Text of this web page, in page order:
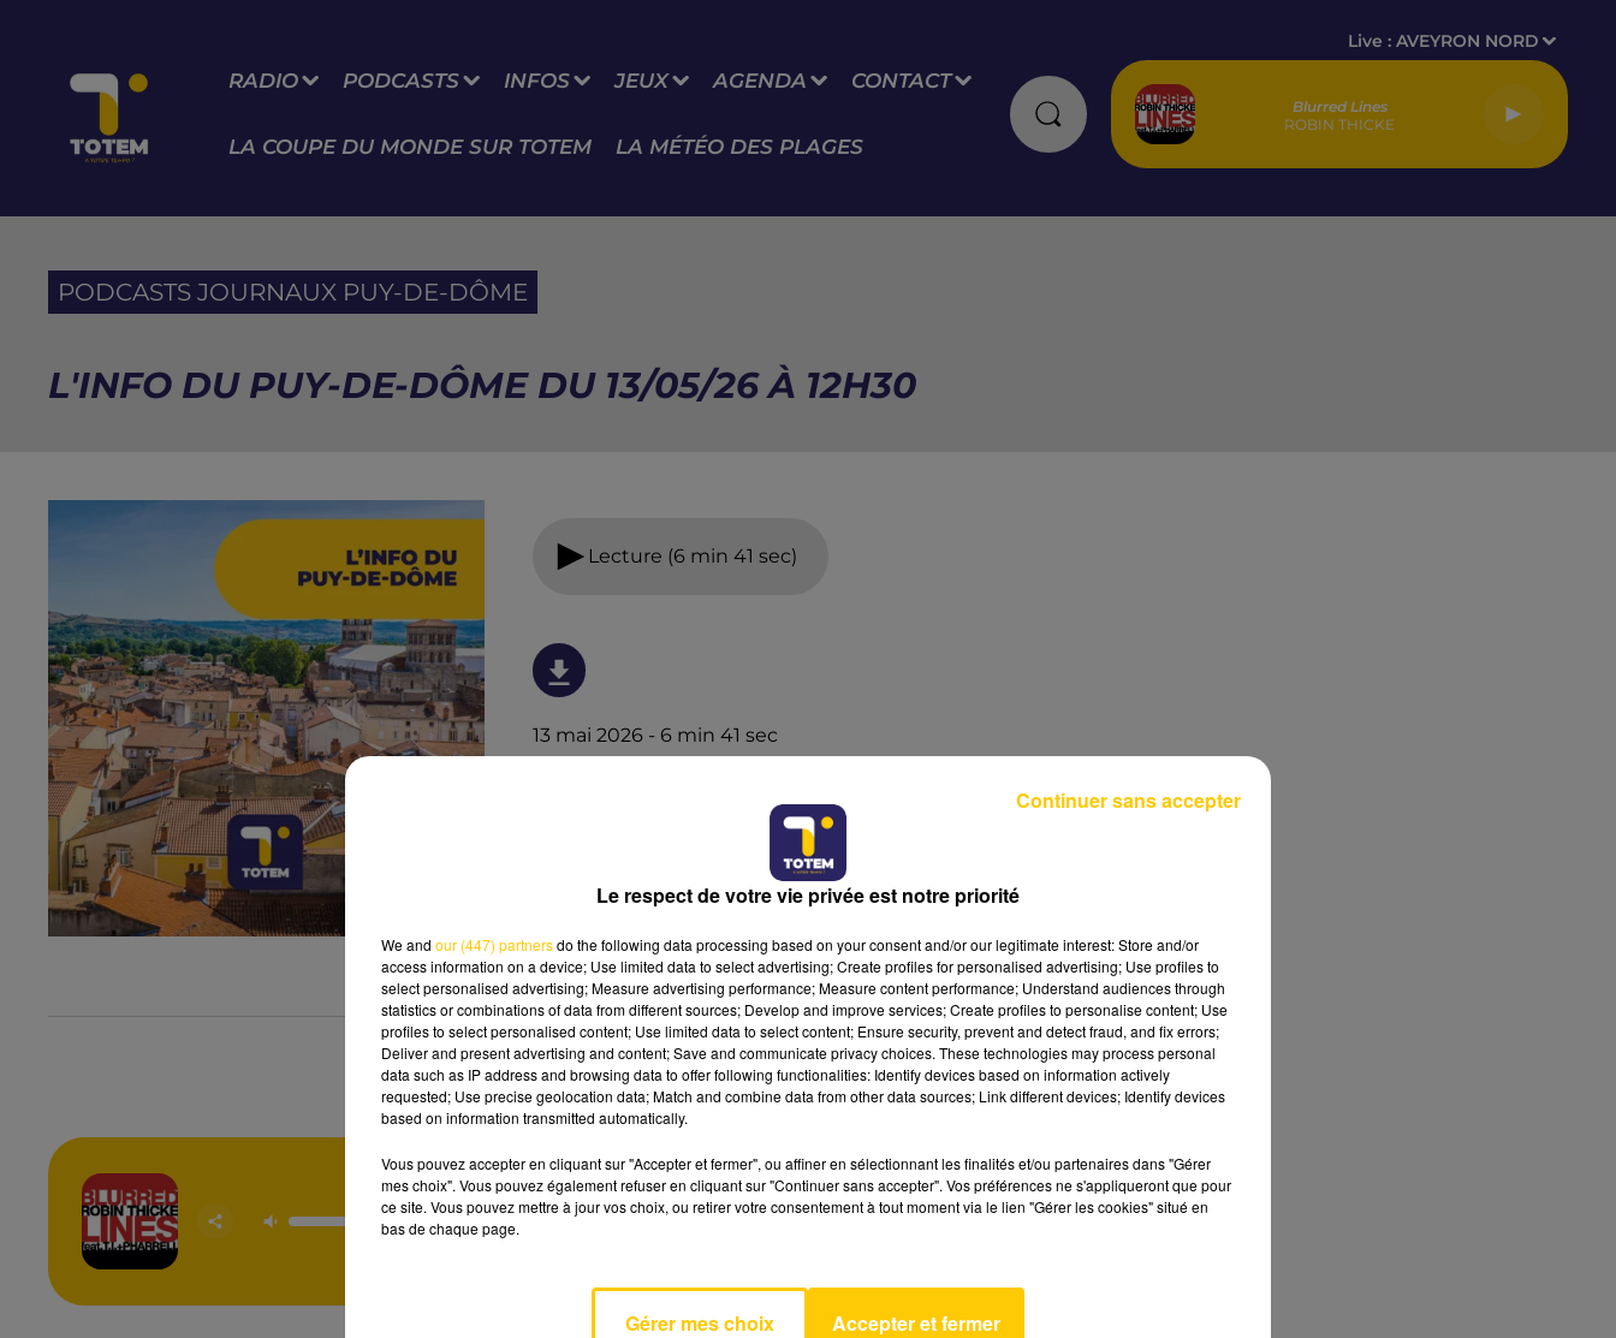
RADIO PODCASTS INFOS JEUX AGENDA CONTACT
LA COUPE DU MONDE SUR TOTEM LA MÉTÉO DES PLAGES
Live :AVEYRON NORD
Blurred Lines
ROBIN THICKE
PODCASTS JOURNAUX PUY-DE-DÔME
L'INFO DU PUY-DE-DÔME DU 13/05/26 À 12H30
Lecture (6 min 41 sec)
13 mai 2026 - 6 min 41 sec
Ecoutez sur Totem l'information dans le Cantal, le pays
de Brioude et Issoire avec les reportages de nos
journalistes sur le terrain.
Blurred Lines
ROBIN THICKE
AVEYRON NORD
Le respect de votre vie privée est notre priorité
We and our (447) partnersdo the following data processing based on your consent and/or our legitimate interest: Store and/or
access information on a device; Use limited data to select advertising; Create profiles for personalised advertising; Use profiles to
select personalised advertising; Measure advertising performance; Measure content performance; Understand audiences through
statistics or combinations of data from different sources; Develop and improve services; Create profiles to personalise content; Use
profiles to select personalised content; Use limited data to select content; Ensure security, prevent and detect fraud, and fix errors;
Deliver and present advertising and content; Save and communicate privacy choices. These technologies may process personal
data such as IP address and browsing data to offer following functionalities: Identify devices based on information actively
requested; Use precise geolocation data; Match and combine data from other data sources; Link different devices; Identify devices
based on information transmitted automatically.
Vous pouvez accepter en cliquant sur "Accepter et fermer", ou affiner en sélectionnant les finalités et/ou partenaires dans "Gérer
mes choix". Vous pouvez également refuser en cliquant sur "Continuer sans accepter". Vos préférences ne s'appliqueront que pour
ce site. Vous pouvez mettre à jour vos choix, ou retirer votre consentement à tout moment via le lien "Gérer les cookies" situé en
bas de chaque page.
Gérer mes choix Accepter et fermer
Continuer sans accepter